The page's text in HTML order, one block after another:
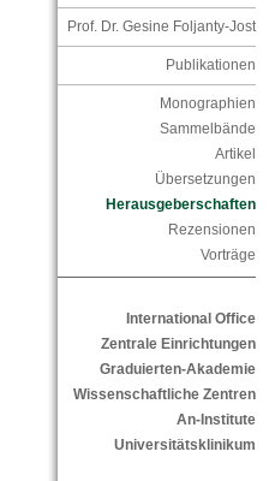
Prof. Dr. Gesine Foljanty-Jost
Publikationen
Monographien
Sammelbände
Artikel
Übersetzungen
Herausgeberschaften
Rezensionen
Vorträge
International Office
Zentrale Einrichtungen
Graduierten-Akademie
Wissenschaftliche Zentren
An-Institute
Universitätsklinikum